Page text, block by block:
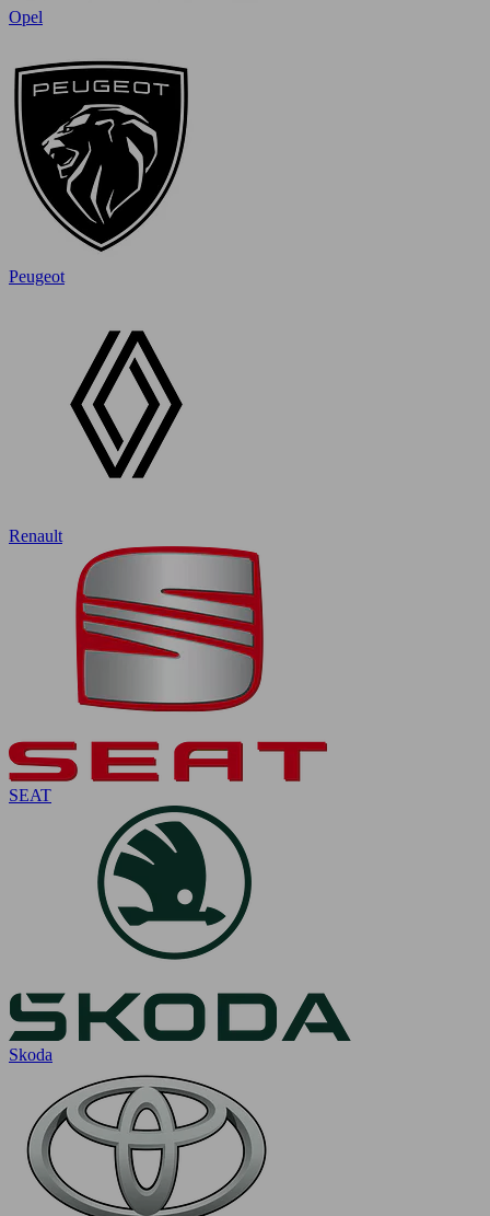
Opel
Peugeot
Renault
SEAT
Skoda